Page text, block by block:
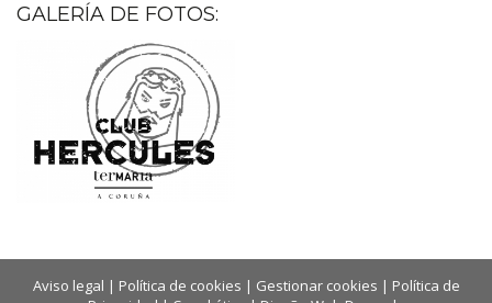
GALERÍA DE FOTOS:
Aviso legal | Política de cookies | Gestionar cookies | Política de